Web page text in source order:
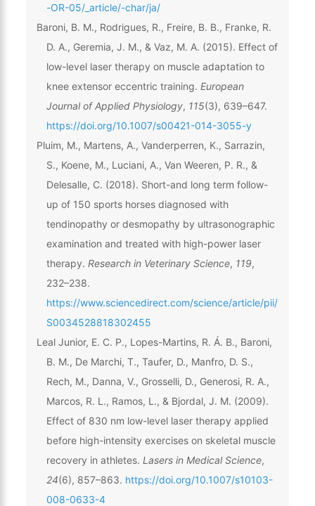
-OR-05/_article/-char/ja/
Baroni, B. M., Rodrigues, R., Freire, B. B., Franke, R.
D. A., Geremia, J. M., & Vaz, M. A. (2015). Effect of
low-level laser therapy on muscle adaptation to
knee extensor eccentric training. European
Journal of Applied Physiology, 115(3), 639–647.
https://doi.org/10.1007/s00421-014-3055-y
Pluim, M., Martens, A., Vanderperren, K., Sarrazin,
S., Koene, M., Luciani, A., Van Weeren, P. R., &
Delesalle, C. (2018). Short-and long term follow-
up of 150 sports horses diagnosed with
tendinopathy or desmopathy by ultrasonographic
examination and treated with high-power laser
therapy. Research in Veterinary Science, 119,
232–238.
https://www.sciencedirect.com/science/article/pii/
S0034528818302455
Leal Junior, E. C. P., Lopes-Martins, R. Á. B., Baroni,
B. M., De Marchi, T., Taufer, D., Manfro, D. S.,
Rech, M., Danna, V., Grosselli, D., Generosi, R. A.,
Marcos, R. L., Ramos, L., & Bjordal, J. M. (2009).
Effect of 830 nm low-level laser therapy applied
before high-intensity exercises on skeletal muscle
recovery in athletes. Lasers in Medical Science,
24(6), 857–863. https://doi.org/10.1007/s10103-
008-0633-4